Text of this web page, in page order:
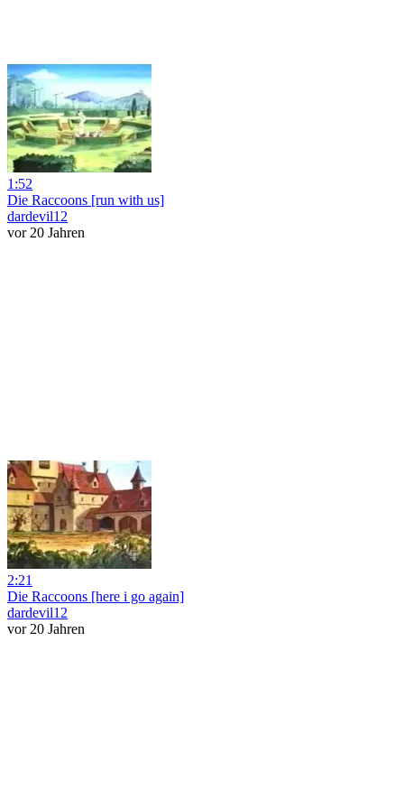
1:52
Die Raccoons [run with us]
dardevil12
vor 20 Jahren
2:21
Die Raccoons [here i go again]
dardevil12
vor 20 Jahren